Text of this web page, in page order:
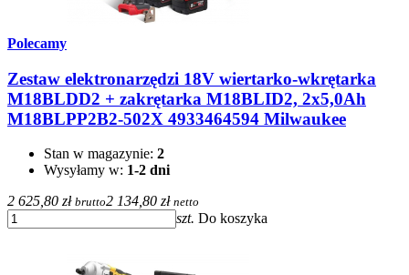
Polecamy
Zestaw elektronarzędzi 18V wiertarko-wkrętarka
M18BLDD2 + zakrętarka M18BLID2, 2x5,0Ah
M18BLPP2B2-502X 4933464594 Milwaukee
Stan w magazynie: 2
Wysyłamy w: 1-2 dni
2 625,80 zł brutto2 134,80 zł netto
szt. Do koszyka